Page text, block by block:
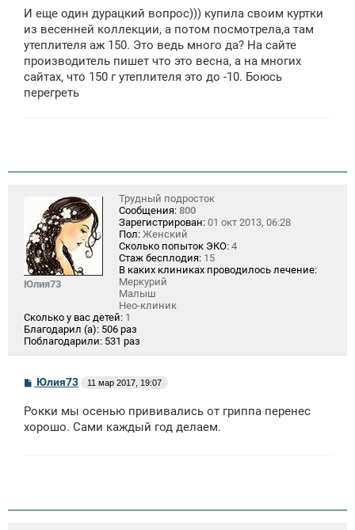
б
щ
н
и
е
И еще один дурацкий вопрос))) купила своим куртки
из весенней коллекции, а потом посмотрела,а там
утеплителя аж 150. Это ведь много да? На сайте
производитель пишет что это весна, а на многих
сайтах, что 150 г утеплителя это до -10. Боюсь
перегреть
Юлия73
Трудный подросток
Сообщения: 800
Зарегистрирован: 01 окт 2013, 06:28
Пол: Женский
Сколько попыток ЭКО: 4
Стаж бесплодия: 15
В каких клиниках проводилось лечение:
Меркурий
Малыш
Нео-клиник
Сколько у вас детей: 1
Благодарил (а): 506 раз
Поблагодарили: 531 раз
С
б
щ
е
Юлия73 11 мар 2017, 19:07
Рокки мы осенью прививались от гриппа перенес
хорошо. Сами каждый год делаем.